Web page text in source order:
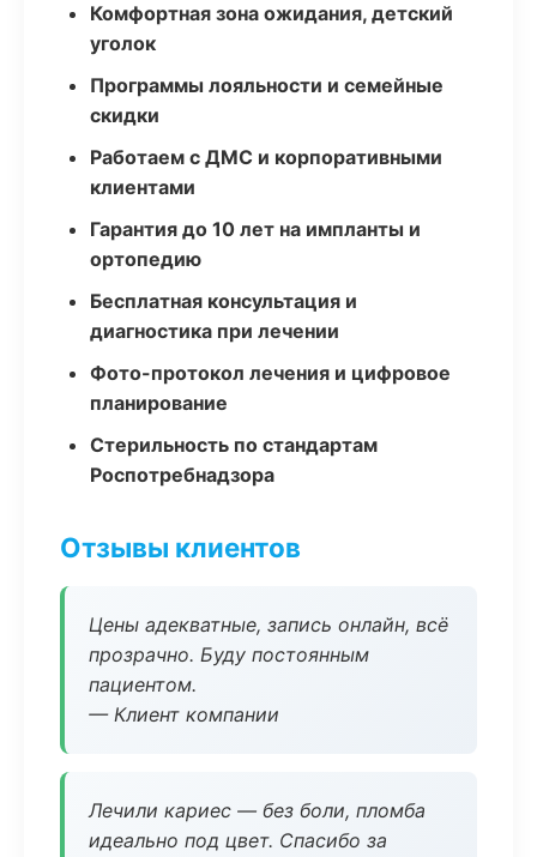
Комфортная зона ожидания, детский
уголок
Программы лояльности и семейные
скидки
Работаем с ДМС и корпоративными
клиентами
Гарантия до 10 лет на импланты и
ортопедию
Бесплатная консультация и
диагностика при лечении
Фото-протокол лечения и цифровое
планирование
Стерильность по стандартам
Роспотребнадзора
Отзывы клиентов
Цены адекватные, запись онлайн, всё
прозрачно. Буду постоянным
пациентом.
— Клиент компании
Лечили кариес — без боли, пломба
идеально под цвет. Спасибо за